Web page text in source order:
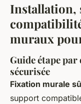
Installation,
muraux
Guide étape
sécurisée
Fixation murale
support